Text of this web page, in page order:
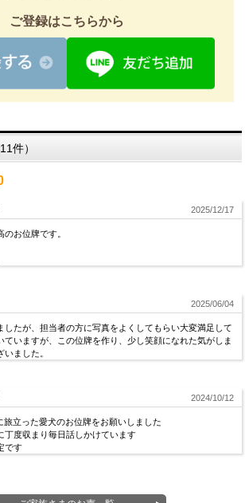
ご登録はこちらから
件）
2025/12/17
お位牌です。
2025/06/04
したが、担当者の方に写真をよくしてもらい大変満足して
ていますが、この位牌を作り、少し笑顔になれた気がしま
ました。
2024/10/12
旅立った愛犬のお位牌をお願いしました
丁度収まり毎日話しかけています
です